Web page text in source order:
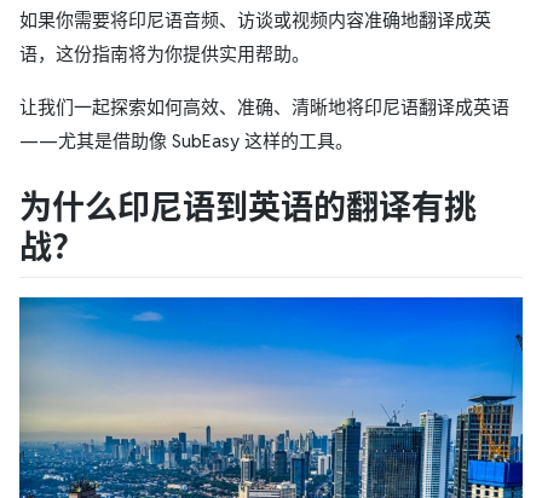
如果你需要将印尼语音频、访谈或视频内容准确地翻译成英
语，这份指南将为你提供实用帮助。
让我们一起探索如何高效、准确、清晰地将印尼语翻译成英语
——尤其是借助像 SubEasy 这样的工具。
为什么印尼语到英语的翻译有挑
战？